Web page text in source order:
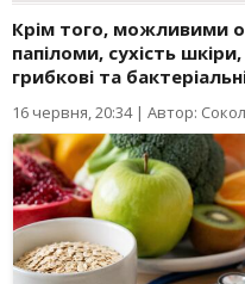
Крім того, можливими
папіломи, сухість
грибкові та
16 червня, 20:34| Автор: